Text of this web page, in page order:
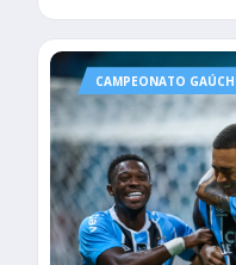
CAMPEONATO